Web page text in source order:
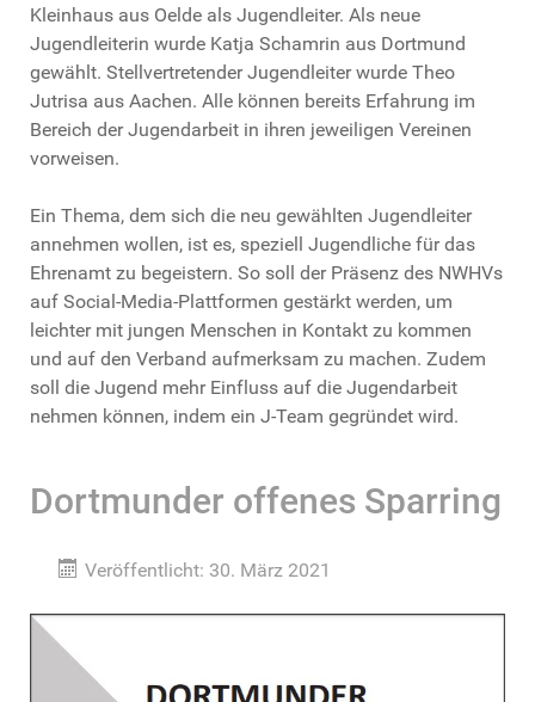
Kleinhaus aus Oelde als Jugendleiter. Als neue
Jugendleiterin wurde Katja Schamrin aus Dortmund
gewählt. Stellvertretender Jugendleiter wurde Theo
Jutrisa aus Aachen. Alle können bereits Erfahrung im
Bereich der Jugendarbeit in ihren jeweiligen Vereinen
vorweisen.
Ein Thema, dem sich die neu gewählten Jugendleiter
annehmen wollen, ist es, speziell Jugendliche für das
Ehrenamt zu begeistern. So soll der Präsenz des NWHVs
auf Social-Media-Plattformen gestärkt werden, um
leichter mit jungen Menschen in Kontakt zu kommen
und auf den Verband aufmerksam zu machen. Zudem
soll die Jugend mehr Einfluss auf die Jugendarbeit
nehmen können, indem ein J-Team gegründet wird.
Dortmunder offenes Sparring
Veröffentlicht: 30. März 2021